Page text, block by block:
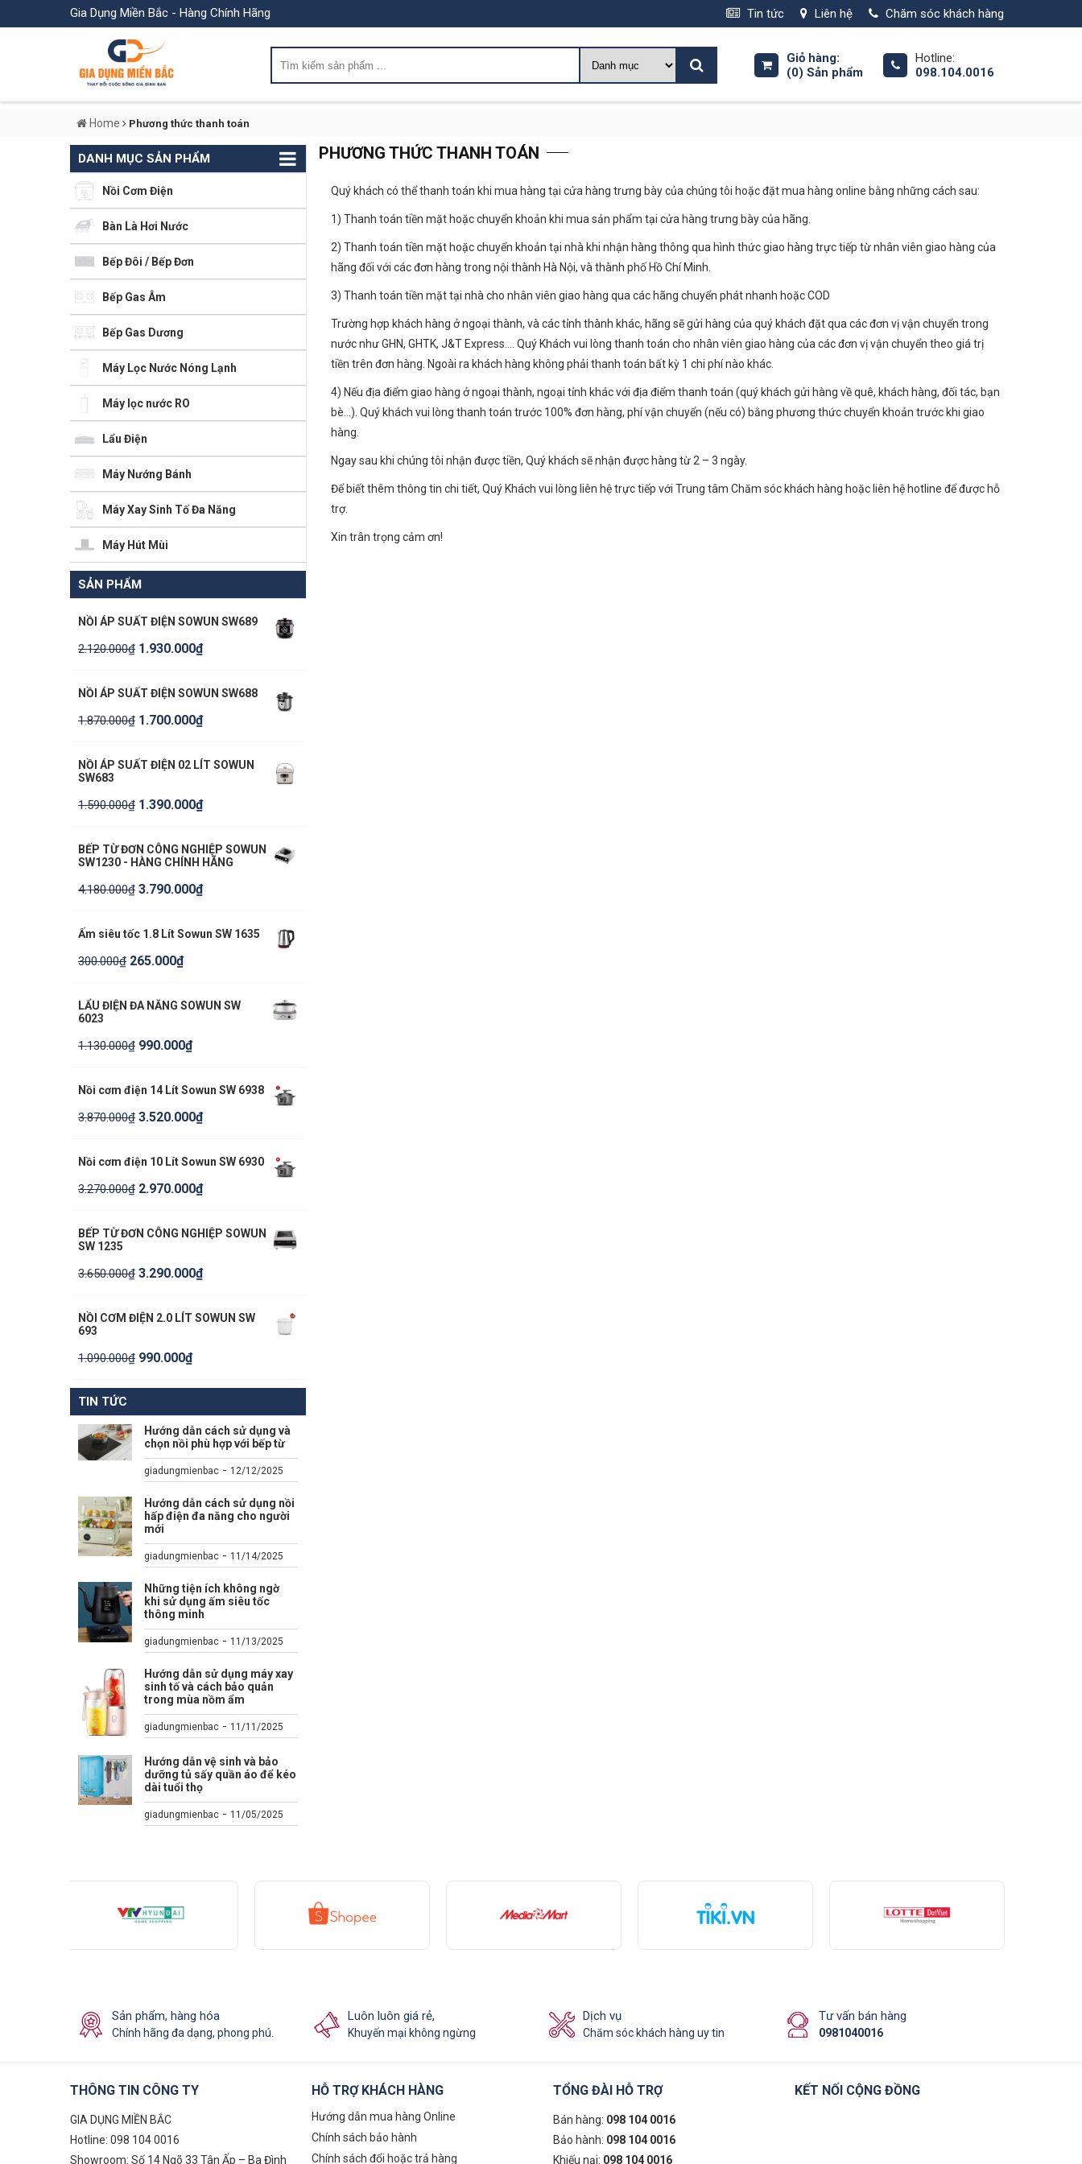
Gia Dụng Miền Bắc - Hàng Chính Hãng Tin tức Liên hệ Chăm sóc khách hàng
Hotline:
098.104.0016
Giỏ hàng:
(0) Sản phẩm
Home Phương thức thanh toán
PHƯƠNG THỨC THANH TOÁN
Quý khách có thể thanh toán khi mua hàng tại cửa hàng trưng bày của chúng tôi hoặc đặt mua hàng online bằng những cách sau:
1) Thanh toán tiền mặt hoặc chuyển khoản khi mua sản phẩm tại cửa hàng trưng bày của hãng.
2) Thanh toán tiền mặt hoặc chuyển khoản tại nhà khi nhận hàng thông qua hình thức giao hàng trực tiếp từ nhân viên giao hàng của
hãng đối với các đơn hàng trong nội thành Hà Nội, và thành phố Hồ Chí Minh.
3) Thanh toán tiền mặt tại nhà cho nhân viên giao hàng qua các hãng chuyển phát nhanh hoặc COD
Trường hợp khách hàng ở ngoại thành, và các tỉnh thành khác, hãng sẽ gửi hàng của quý khách đặt qua các đơn vị vận chuyển trong
nước như GHN, GHTK, J&T Express…. Quý Khách vui lòng thanh toán cho nhân viên giao hàng của các đơn vị vận chuyển theo giá trị
tiền trên đơn hàng. Ngoài ra khách hàng không phải thanh toán bất kỳ 1 chi phí nào khác.
4) Nếu địa điểm giao hàng ở ngoại thành, ngoại tỉnh khác với địa điểm thanh toán (quý khách gửi hàng về quê, khách hàng, đối tác, bạn
bè…). Quý khách vui lòng thanh toán trước 100% đơn hàng, phí vận chuyển (nếu có) bằng phương thức chuyển khoản trước khi giao
hàng.
Ngay sau khi chúng tôi nhận được tiền, Quý khách sẽ nhận được hàng từ 2 – 3 ngày.
Để biết thêm thông tin chi tiết, Quý Khách vui lòng liên hệ trực tiếp với Trung tâm Chăm sóc khách hàng hoặc liên hệ hotline để được hỗ
trợ.
Xin trân trọng cảm ơn!
DANH MỤC SẢN PHẨM
Nồi Cơm Điện
Bàn Là Hơi Nước
Bếp Đôi / Bếp Đơn
Bếp Gas Âm
Bếp Gas Dương
Máy Lọc Nước Nóng Lạnh
Máy lọc nước RO
Lẩu Điện
Máy Nướng Bánh
Máy Xay Sinh Tố Đa Năng
Máy Hút Mùi
SẢN PHẨM
NỒI ÁP SUẤT ĐIỆN SOWUN SW689
2.120.000₫ 1.930.000₫
NỒI ÁP SUẤT ĐIỆN SOWUN SW688
1.870.000₫ 1.700.000₫
NỒI ÁP SUẤT ĐIỆN 02 LÍT SOWUN
SW683
1.590.000₫ 1.390.000₫
BẾP TỪ ĐƠN CÔNG NGHIỆP SOWUN
SW1230 - HÀNG CHÍNH HÃNG
4.180.000₫ 3.790.000₫
Ấm siêu tốc 1.8 Lít Sowun SW 1635
300.000₫ 265.000₫
LẨU ĐIỆN ĐA NĂNG SOWUN SW
6023
1.130.000₫ 990.000₫
Nồi cơm điện 14 Lít Sowun SW 6938
3.870.000₫ 3.520.000₫
Nồi cơm điện 10 Lít Sowun SW 6930
3.270.000₫ 2.970.000₫
BẾP TỪ ĐƠN CÔNG NGHIỆP SOWUN
SW 1235
3.650.000₫ 3.290.000₫
NỒI CƠM ĐIỆN 2.0 LÍT SOWUN SW
693
1.090.000₫ 990.000₫
TIN TỨC
Hướng dẫn cách sử dụng và
chọn nồi phù hợp với bếp từ
giadungmienbac- 12/12/2025
Hướng dẫn cách sử dụng nồi
hấp điện đa năng cho người
mới
giadungmienbac- 11/14/2025
Những tiện ích không ngờ
khi sử dụng ấm siêu tốc
thông minh
giadungmienbac- 11/13/2025
Hướng dẫn sử dụng máy xay
sinh tố và cách bảo quản
trong mùa nồm ẩm
giadungmienbac- 11/11/2025
Hướng dẫn vệ sinh và bảo
dưỡng tủ sấy quần áo để kéo
dài tuổi thọ
giadungmienbac- 11/05/2025
Sản phẩm, hàng hóa
Chính hãng đa dạng, phong phú.
Luôn luôn giá rẻ,
Khuyến mại không ngừng
Dịch vụ
Chăm sóc khách hàng uy tin
Tư vấn bán hàng
0981040016
THÔNG TIN CÔNG TY
GIA DỤNG MIỀN BẮC
Hotline: 098 104 0016
Showroom: Số 14 Ngõ 33 Tân Ấp – Ba Đình
HỖ TRỢ KHÁCH HÀNG
Hướng dẫn mua hàng Online
Chính sách bảo hành
Chính sách đổi hoặc trả hàng
TỔNG ĐÀI HỖ TRỢ
Bán hàng: 098 104 0016
Bảo hành: 098 104 0016
Khiếu nại: 098 104 0016
KẾT NỐI CỘNG ĐỒNG